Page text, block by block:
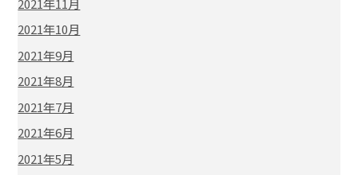
2021年11月
2021年10月
2021年9月
2021年8月
2021年7月
2021年6月
2021年5月